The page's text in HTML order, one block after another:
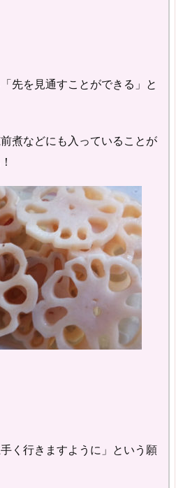
先を見通すことができる」と
煮などにも入っていることが
く行きますように」という願